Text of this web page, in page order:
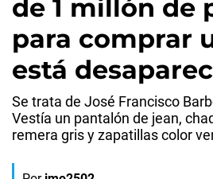
de 1 millón de
para comprar
está
Se trata de José Francisco
Vestía un pantalón de jean,
remera gris y zapatillas color